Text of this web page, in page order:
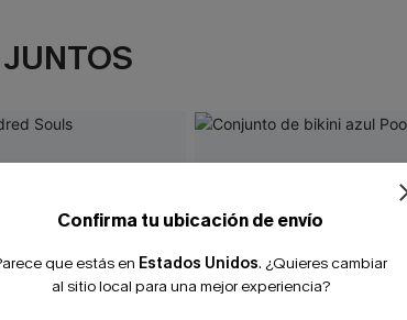
Confirma tu ubicación de envío
que estás en Estados Unidos. ¿Quieres cambiar
al sitio local para una mejor experiencia?
-10% extra sin